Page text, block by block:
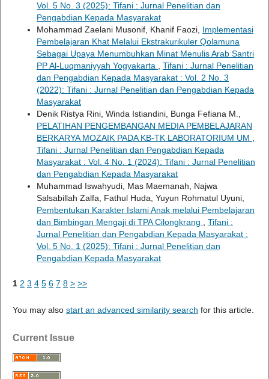
Vol. 5 No. 3 (2025): Tifani : Jurnal Penelitian dan
Pengabdian Kepada Masyarakat
Mohammad Zaelani Musonif, Khanif Faozi, Implementasi
Pembelajaran Khat Melalui Ekstrakurikuler Qolamuna
Sebagai Upaya Menumbuhkan Minat Menulis Arab Santri
PP Al-Luqmaniyyah Yogyakarta , Tifani : Jurnal Penelitian
dan Pengabdian Kepada Masyarakat : Vol. 2 No. 3
(2022): Tifani : Jurnal Penelitian dan Pengabdian Kepada
Masyarakat
Denik Ristya Rini, Winda Istiandini, Bunga Fefiana M.,
PELATIHAN PENGEMBANGAN MEDIA PEMBELAJARAN
BERKARYA MOZAIK PADA KB-TK LABORATORIUM UM ,
Tifani : Jurnal Penelitian dan Pengabdian Kepada
Masyarakat : Vol. 4 No. 1 (2024): Tifani : Jurnal Penelitian
dan Pengabdian Kepada Masyarakat
Muhammad Iswahyudi, Mas Maemanah, Najwa
Salsabillah Zalfa, Fathul Huda, Yuyun Rohmatul Uyuni,
Pembentukan Karakter Islami Anak melalui Pembelajaran
dan Bimbingan Mengaji di TPA Cilongkrang , Tifani :
Jurnal Penelitian dan Pengabdian Kepada Masyarakat :
Vol. 5 No. 1 (2025): Tifani : Jurnal Penelitian dan
Pengabdian Kepada Masyarakat
1 2 3 4 5 6 7 8 > >>
You may also start an advanced similarity search for this article.
Current Issue